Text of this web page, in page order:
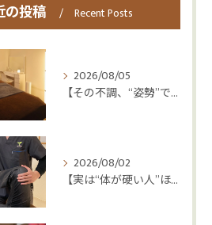
の投稿 Recent Posts
2026/08/05
【その不調、“姿勢”ではなく“呼吸”かもしれません😮‍💨】
2026/08/02
【実は“体が硬い人”ほど疲れやすい😳】